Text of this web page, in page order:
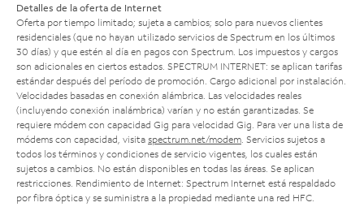
Detalles de la oferta de Internet
Oferta por tiempo limitado; sujeta a cambios; solo para nuevos clientes
residenciales (que no hayan utilizado servicios de Spectrum en los últimos
30 días) y que estén al día en pagos con Spectrum. Los impuestos y cargos
son adicionales en ciertos estados. SPECTRUM INTERNET: se aplican tarifas
estándar después del período de promoción. Cargo adicional por instalación.
Velocidades basadas en conexión alámbrica. Las velocidades reales
(incluyendo conexión inalámbrica) varían y no están garantizadas. Se
requiere módem con capacidad Gig para velocidad Gig. Para ver una lista de
módems con capacidad, visita spectrum.net/modem . Servicios sujetos a
todos los términos y condiciones de servicio vigentes, los cuales están
sujetos a cambios. No están disponibles en todas las áreas. Se aplican
restricciones. Rendimiento de Internet: Spectrum Internet está respaldado
por fibra óptica y se suministra a la propiedad mediante una red HFC.